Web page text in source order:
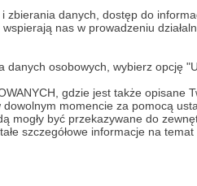
danych, dostęp do
nas w prowadzeniu
osobowych, wybierz opcję
gdzie jest także opisane
momencie za pomocą
mogły być przekazywane do
szczegółowe informacje na
Patronów!
Śliwińscy | Fundacja